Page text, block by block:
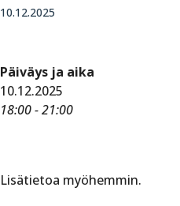
10.12.2025
Päiväys ja aika
10.12.2025
18:00 - 21:00
Lisätietoa myöhemmin.